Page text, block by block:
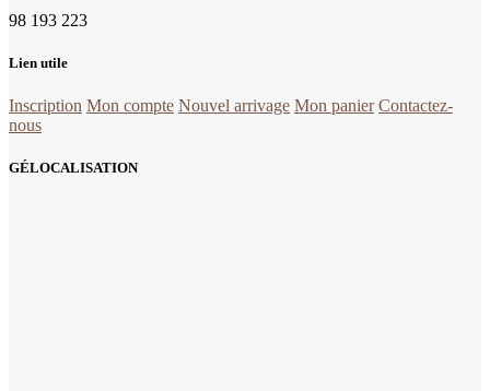
98 193 223
Lien utile
Inscription Mon compte Nouvel arrivage Mon panier Contactez-
nous
GÉLOCALISATION